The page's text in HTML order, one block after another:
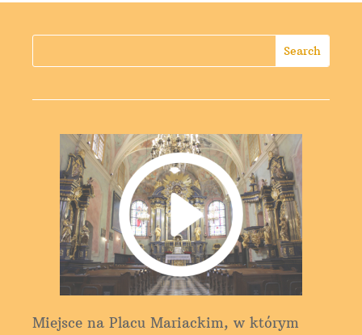
Miejsce na Placu Mariackim, w którym